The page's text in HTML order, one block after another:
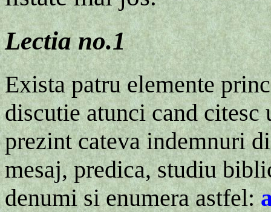
Lectia no.1
Exista patru elemente
discutie atunci cand citesc
prezint cateva indemnuri
mesaj, predica, studiu
denumi si enumera astfel: